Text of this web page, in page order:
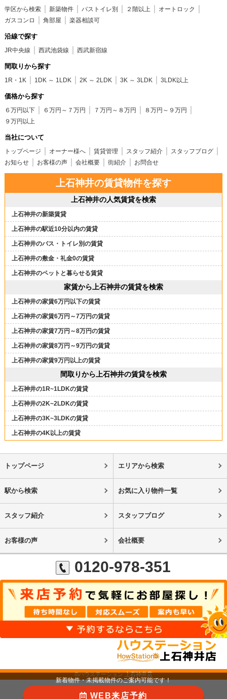
学区から検索 新築物件 バストイレ別 ２階以上
オートロック
ガスコンロ
角部屋 楽器相談可
沿線で探す
JR中央線 西武池袋線 西武新宿線
間取りから探す
1R・1K 1DK ～ 1LDK 2K ～ 2LDK 3K ～ 3LDK 3LDK以上
価格から探す
６万円以下 ６万円～７万円 ７万円～８万円
８万円～９万円
９万円以上
当社について
トップページ オーナー様へ 賃貸管理 スタッフ紹介
スタッフブログ
お知らせ
お客様の声 会社概要 街紹介 お問合せ
上石神井の賃貸物件を探す
上石神井の人気賃貸を検索
上石神井の新築賃貸
上石神井の駅近10分以内の賃貸
上石神井のバス・トイレ別の賃貸
上石神井の敷金・礼金0の賃貸
上石神井のペットと暮らせる賃貸
家賃から上石神井の賃貸を検索
上石神井の家賃6万円以下の賃貸
上石神井の家賃6万円～7万円の賃貸
上石神井の家賃7万円～8万円の賃貸
上石神井の家賃8万円～9万円の賃貸
上石神井の家賃9万円以上の賃貸
間取りから上石神井の賃貸を検索
上石神井の1R~1LDKの賃貸
上石神井の2K~2LDKの賃貸
上石神井の3K~3LDKの賃貸
上石神井の4K以上の賃貸
トップページ エリアから検索
駅から検索 お気に入り物件一覧
スタッフ紹介 スタッフブログ
お客様の声 会社概要
0120-978-351
©ハウステーション 上石神井店
新着物件・未掲載物件のご案内可能です！
WEB来店予約